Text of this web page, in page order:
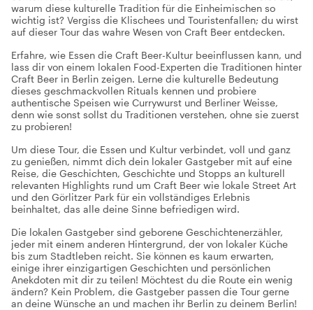
warum diese kulturelle Tradition für die Einheimischen so
wichtig ist? Vergiss die Klischees und Touristenfallen; du wirst
auf dieser Tour das wahre Wesen von Craft Beer entdecken.
Erfahre, wie Essen die Craft Beer-Kultur beeinflussen kann, und
lass dir von einem lokalen Food-Experten die Traditionen hinter
Craft Beer in Berlin zeigen. Lerne die kulturelle Bedeutung
dieses geschmackvollen Rituals kennen und probiere
authentische Speisen wie Currywurst und Berliner Weisse,
denn wie sonst sollst du Traditionen verstehen, ohne sie zuerst
zu probieren!
Um diese Tour, die Essen und Kultur verbindet, voll und ganz
zu genießen, nimmt dich dein lokaler Gastgeber mit auf eine
Reise, die Geschichten, Geschichte und Stopps an kulturell
relevanten Highlights rund um Craft Beer wie lokale Street Art
und den Görlitzer Park für ein vollständiges Erlebnis
beinhaltet, das alle deine Sinne befriedigen wird.
Die lokalen Gastgeber sind geborene Geschichtenerzähler,
jeder mit einem anderen Hintergrund, der von lokaler Küche
bis zum Stadtleben reicht. Sie können es kaum erwarten,
einige ihrer einzigartigen Geschichten und persönlichen
Anekdoten mit dir zu teilen! Möchtest du die Route ein wenig
ändern? Kein Problem, die Gastgeber passen die Tour gerne
an deine Wünsche an und machen ihr Berlin zu deinem Berlin!